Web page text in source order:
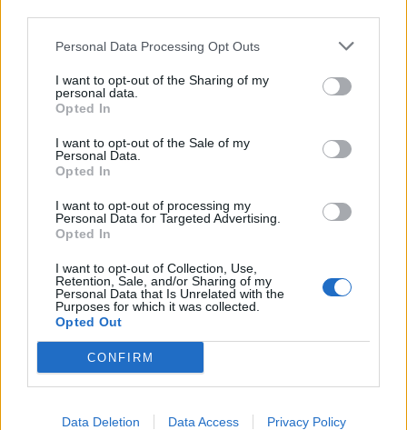
Personal Data Processing Opt Outs
I want to opt-out of the Sharing of my
personal data.
Opted In
I want to opt-out of the Sale of my
Personal Data.
Opted In
I want to opt-out of processing my
Personal Data for Targeted Advertising.
Opted In
I want to opt-out of Collection, Use,
Retention, Sale, and/or Sharing of my
Personal Data that Is Unrelated with the
Purposes for which it was collected.
Opted Out
CONFIRM
Data Deletion Data Access Privacy Policy
ευρώ ανοίγει δρόμο για δάνεια έως 5 δισ. σε
5G παντού, 6G στον ορίζοντα: Πού βρίσκεται η
Ελλάδα στη μεγάλη τεχνολογική μετάβαση
08/08/2026 - 10:54 ΤΕΧΝΟΛΟΓΙΑ
ΔΗΜΟΦΙΛΗ
Όμιλος ΔΕΗ: Νέα συμφωνία για χαρτοφυλάκιο
έργων ΑΠΕ άνω των 2 GW σε Πολωνία και
Ουγγαρία
08/08/2026 - 10:26 ΕΝΕΡΓΕΙΑ